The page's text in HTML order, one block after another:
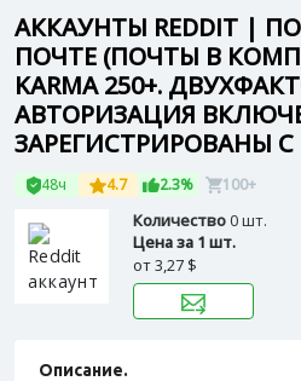
АККАУНТЫ REDDIT |
ПОЧТЕ (ПОЧТЫ В
KARMA 250+.
АВТОРИЗАЦИЯ
ЗАРЕГИСТРИРОВАНЫ С
48ч 4.7 2.3% 100+
Количество0 шт.
Цена за 1 шт.
от3,27 $
Описание.